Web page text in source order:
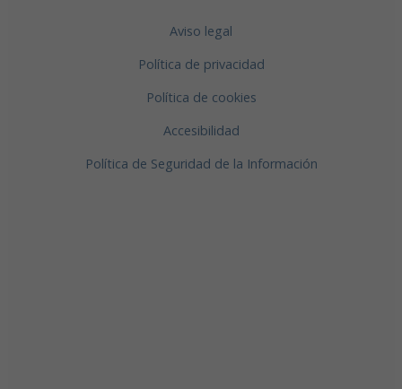
Aviso legal
Política de privacidad
Política de cookies
Accesibilidad
Política de Seguridad de la Información